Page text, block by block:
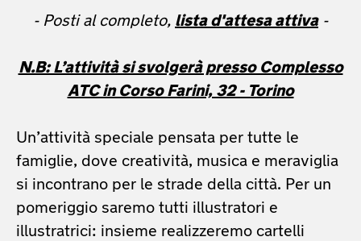
- Posti al completo, lista d'attesa attiva-
N.B: L’attività si svolgerà presso Complesso
ATC in Corso Farini, 32 - Torino
Un’attività speciale pensata per tutte le
famiglie, dove creatività, musica e meraviglia
si incontrano per le strade della città. Per un
pomeriggio saremo tutti illustratori e
illustratrici: insieme realizzeremo cartelli